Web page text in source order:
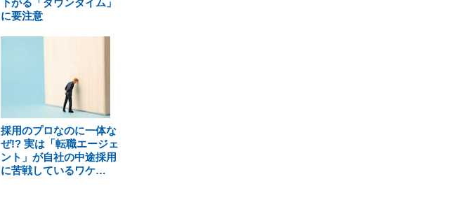
下がる「ダウンタイム」
に要注意
採用のプロなのに一体な
ぜ!? 実は「転職エージェ
ント」が自社の中途採用
に苦戦しているワケ…